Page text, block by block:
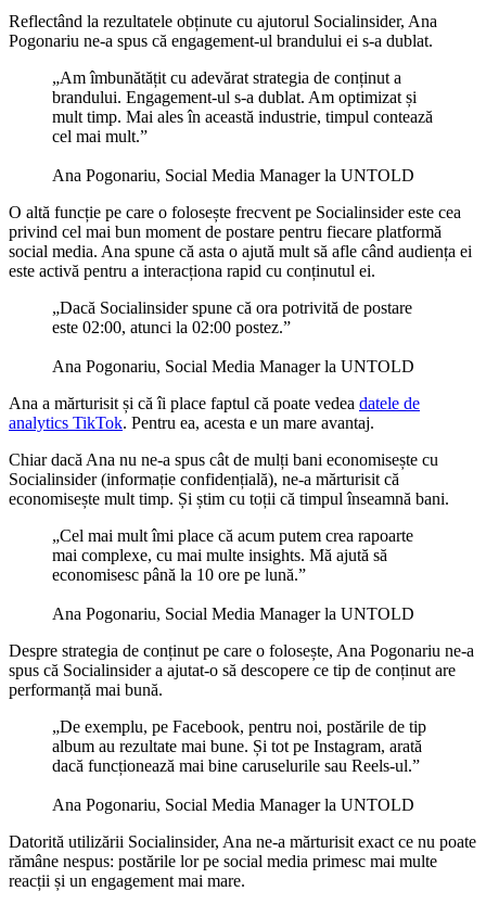
Reflectând la rezultatele obținute cu ajutorul Socialinsider, Ana
Pogonariu ne-a spus că engagement-ul brandului ei s-a dublat.
„Am îmbunătățit cu adevărat strategia de conținut a
brandului. Engagement-ul s-a dublat. Am optimizat și
mult timp. Mai ales în această industrie, timpul contează
cel mai mult.”
Ana Pogonariu, Social Media Manager la UNTOLD
O altă funcție pe care o folosește frecvent pe Socialinsider este cea
privind cel mai bun moment de postare pentru fiecare platformă
social media. Ana spune că asta o ajută mult să afle când audiența ei
este activă pentru a interacționa rapid cu conținutul ei.
„Dacă Socialinsider spune că ora potrivită de postare
este 02:00, atunci la 02:00 postez.”
Ana Pogonariu, Social Media Manager la UNTOLD
Ana a mărturisit și că îi place faptul că poate vedea datele de
analytics TikTok. Pentru ea, acesta e un mare avantaj.
Chiar dacă Ana nu ne-a spus cât de mulți bani economisește cu
Socialinsider (informație confidențială), ne-a mărturisit că
economisește mult timp. Și știm cu toții că timpul înseamnă bani.
„Cel mai mult îmi place că acum putem crea rapoarte
mai complexe, cu mai multe insights. Mă ajută să
economisesc până la 10 ore pe lună.”
Ana Pogonariu, Social Media Manager la UNTOLD
Despre strategia de conținut pe care o folosește, Ana Pogonariu ne-a
spus că Socialinsider a ajutat-o să descopere ce tip de conținut are
performanță mai bună.
„De exemplu, pe Facebook, pentru noi, postările de tip
album au rezultate mai bune. Și tot pe Instagram, arată
dacă funcționează mai bine caruselurile sau Reels-ul.”
Ana Pogonariu, Social Media Manager la UNTOLD
Datorită utilizării Socialinsider, Ana ne-a mărturisit exact ce nu poate
rămâne nespus: postările lor pe social media primesc mai multe
reacții și un engagement mai mare.